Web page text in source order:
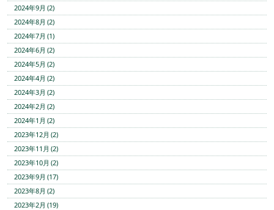
2024年9月 (2)
2024年8月 (2)
2024年7月 (1)
2024年6月 (2)
2024年5月 (2)
2024年4月 (2)
2024年3月 (2)
2024年2月 (2)
2024年1月 (2)
2023年12月 (2)
2023年11月 (2)
2023年10月 (2)
2023年9月 (17)
2023年8月 (2)
2023年2月 (19)